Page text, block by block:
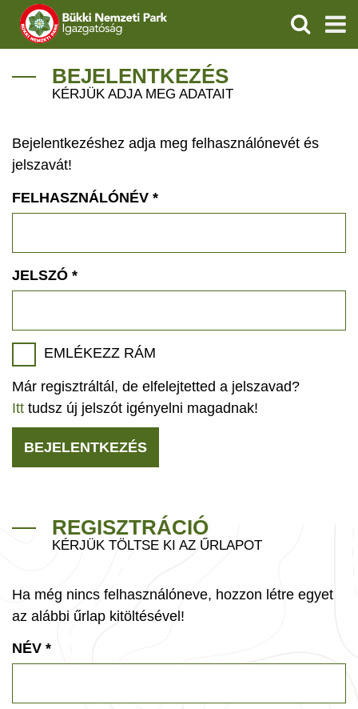
IGAZGATÓSÁG
VÍZVÉDELEM
ÖKOTURIZMUS
GEOPARKOK
KERESÉS
BEJELENTKEZÉS
KÉRJÜK ADJA MEG ADATAIT
Bejelentkezéshez adja meg felhasználónevét és
jelszavát!
FELHASZNÁLÓNÉV *
JELSZÓ *
EMLÉKEZZ RÁM
Már regisztráltál, de elfelejtetted a jelszavad?
Itt tudsz új jelszót igényelni magadnak!
BEJELENTKEZÉS
REGISZTRÁCIÓ
KÉRJÜK TÖLTSE KI AZ ŰRLAPOT
Ha még nincs felhasználóneve, hozzon létre egyet
az alábbi űrlap kitöltésével!
NÉV *